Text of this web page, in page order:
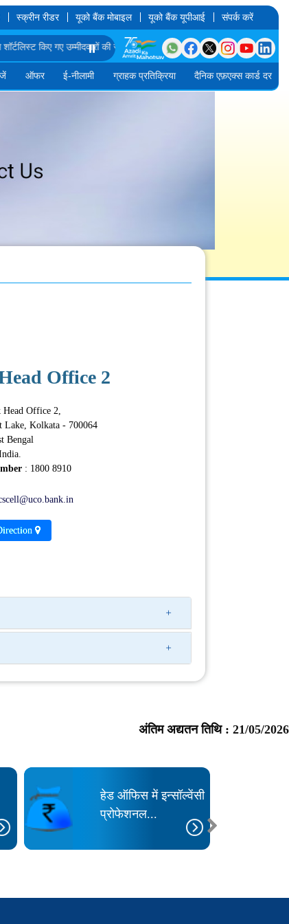
स्क्रीन रीडर यूको बैंक मोबाइल यूको बैंक यूपीआई संपर्क करें
गए उम्मीदवारों की सूचीजे. एम. जी. एस.-I में क्लाउड इंजीनियर के पद के लिए
⏸️
ऑफर ई-नीलामी ग्राहक प्रतिक्रिया दैनिक एफ़एक्स कार्ड दर
Office 2
Head Office 2,
Kolkata - 700064
Bengal
: 1800 8910
अंतिम अद्यतन तिथि : 21/05/2026
हेड ऑफिस में इन्सॉल्वेंसी
प्रोफेशनल...